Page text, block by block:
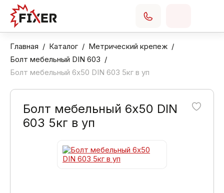
Главная Каталог
Метрический крепеж
Болт мебельный DIN 603
Болт мебельный 6х50 DIN 603 5кг в уп
Болт мебельный 6х50 DIN
603 5кг в уп